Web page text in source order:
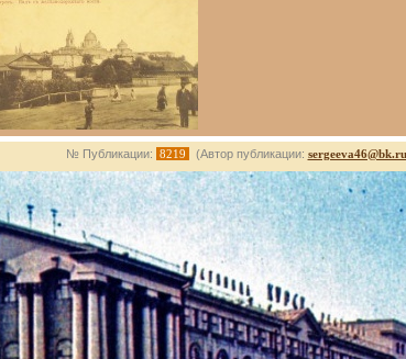
№ Публикации: 8219 (Автор публикации: sergeeva46@bk.ru